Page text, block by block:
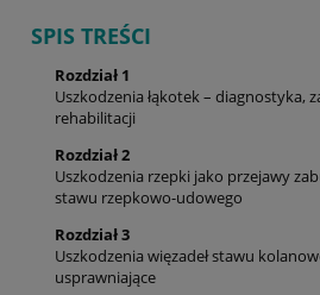
SPIS TREŚCI
Rozdział 1
Uszkodzenia łąkotek – diagnostyka,
rehabilitacji
Rozdział 2
Uszkodzenia rzepki jako przejawy
stawu rzepkowo-udowego
Rozdział 3
Uszkodzenia więzadeł stawu
usprawniające